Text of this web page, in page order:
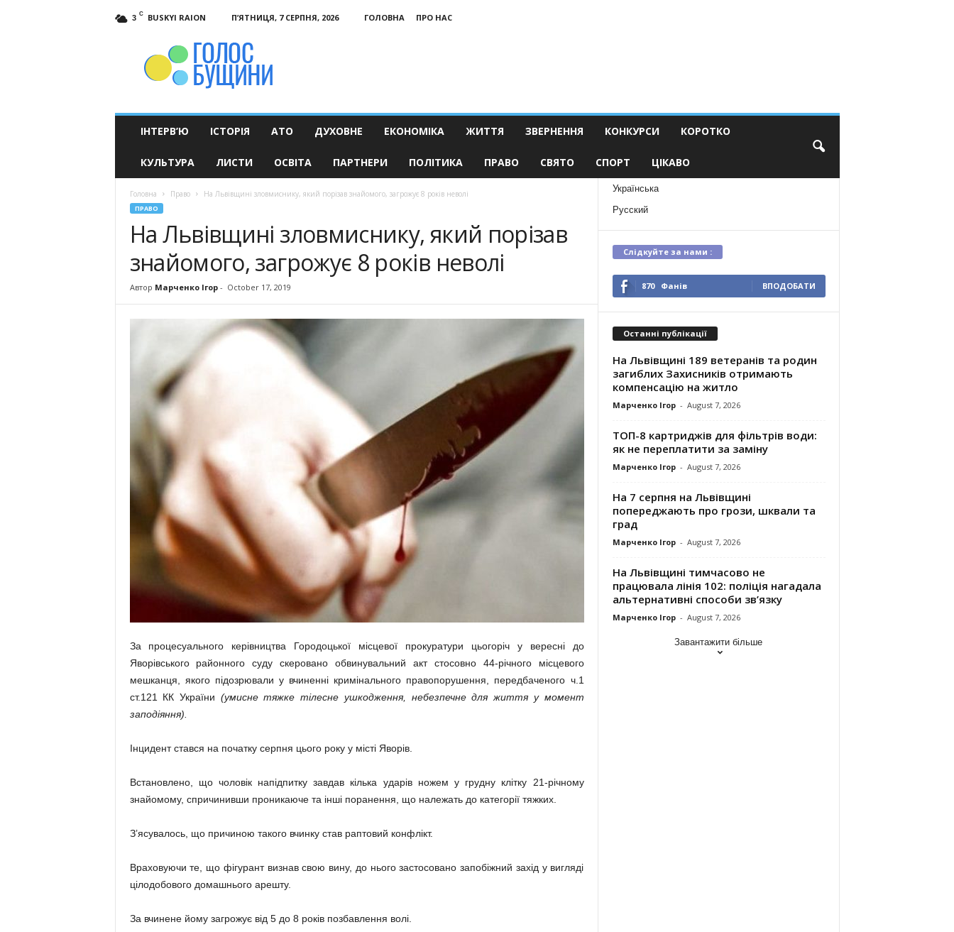
3 C BUSKYI RAION П’ЯТНИЦЯ, 7 СЕРПНЯ, 2026 ГОЛОВНА
ПРО НАС
ІНТЕРВ’Ю ІСТОРІЯ АТО ДУХОВНЕ ЕКОНОМІКА ЖИТТЯ ЗВЕРНЕННЯ КОНКУРСИ КОРОТКО
КУЛЬТУРА ЛИСТИ ОСВІТА ПАРТНЕРИ ПОЛІТИКА ПРАВО СВЯТО СПОРТ ЦІКАВО
Головна Право На Львівщині зловмиснику, який порізав знайомого, загрожує 8 років неволі
ПРАВО
На Львівщині зловмиснику, який порізав
знайомого, загрожує 8 років неволі
Автор Марченко Ігор- October 17, 2019
За процесуального керівництва Городоцької місцевої прокуратури цьогоріч у вересні до
Яворівського районного суду скеровано обвинувальний акт стосовно 44-річного місцевого
мешканця, якого підозрювали у вчиненні кримінального правопорушення, передбаченого ч.1
ст.121 КК України (умисне тяжке тілесне ушкодження, небезпечне для життя у момент
заподіяння).
Інцидент стався на початку серпня цього року у місті Яворів.
Встановлено, що чоловік напідпитку завдав кілька ударів ножем у грудну клітку 21-річному
знайомому, спричинивши проникаюче та інші поранення, що належать до категорії тяжких.
З’ясувалось, що причиною такого вчинку став раптовий конфлікт.
Враховуючи те, що фігурант визнав свою вину, до нього застосовано запобіжний захід у вигляді
цілодобового домашнього арешту.
За вчинене йому загрожує від 5 до 8 років позбавлення волі.
Українська
Русский
Слідкуйте за нами :
870 Фанів ВПОДОБАТИ
Останні публікації
На Львівщині 189 ветеранів та родин
загиблих Захисників отримають
компенсацію на житло
Марченко Ігор - August 7, 2026
ТОП-8 картриджів для фільтрів води:
як не переплатити за заміну
Марченко Ігор - August 7, 2026
На 7 серпня на Львівщині
попереджають про грози, шквали та
град
Марченко Ігор - August 7, 2026
На Львівщині тимчасово не
працювала лінія 102: поліція нагадала
альтернативні способи зв’язку
Марченко Ігор - August 7, 2026
Завантажити більше